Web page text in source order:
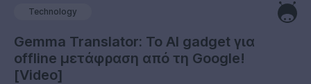
Technology
Gemma Translator: Το AI gadget για
offline μετάφραση από τη Google!
[Video]